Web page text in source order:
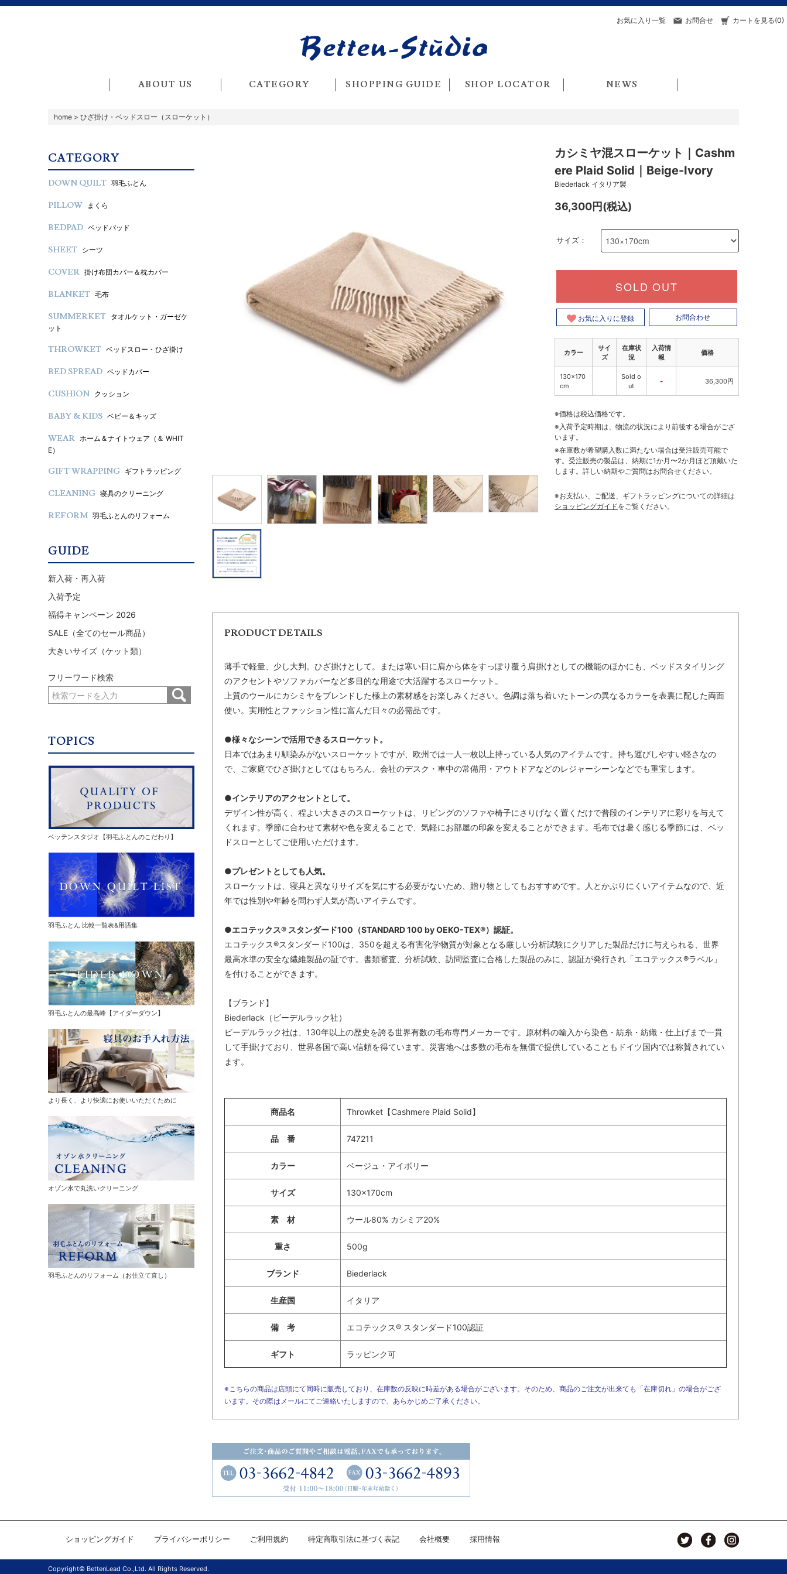
お気に入り一覧 お問合せ カートを見る(0)
ABOUT US CATEGORY SHOPPING GUIDE SHOP LOCATOR NEWS
home > ひざ掛け・ベッドスロー（スローケット）
カシミヤ混スローケット｜Cashm
ere Plaid Solid｜Beige-Ivory
Biederlack イタリア製
36,300円(税込)
サイズ：
SOLD OUT
お気に入りに登録 お問合わせ
カラー
サイ
ズ
在庫状
況
入荷情
報
価格
130×170
cm
Sold o
ut
- 36,300円
※価格は税込価格です。
※入荷予定時期は、物流の状況により前後する場合がござ
います。
※在庫数が希望購入数に満たない場合は受注販売可能で
す。受注販売の製品は、納期に1か月〜2か月ほど頂戴いた
します。詳しい納期やご質問はお問合せください。
※お支払い、ご配送、ギフトラッピングについての詳細は
ショッピングガイドをご覧ください。
PRODUCT DETAILS
薄手で軽量、少し大判。ひざ掛けとして。または寒い日に肩から体をすっぽり覆う肩掛けとしての機能のほかにも、ベッドスタイリング
のアクセントやソファカバーなど多目的な用途で大活躍するスローケット。
上質のウールにカシミヤをブレンドした極上の素材感をお楽しみください。色調は落ち着いたトーンの異なるカラーを表裏に配した両面
使い。実用性とファッション性に富んだ日々の必需品です。
●様々なシーンで活用できるスローケット。
日本ではあまり馴染みがないスローケットですが、欧州では一人一枚以上持っている人気のアイテムです。持ち運びしやすい軽さなの
で、ご家庭でひざ掛けとしてはもちろん、会社のデスク・車中の常備用・アウトドアなどのレジャーシーンなどでも重宝します。
●インテリアのアクセントとして。
デザイン性が高く、程よい大きさのスローケットは、リビングのソファや椅子にさりげなく置くだけで普段のインテリアに彩りを与えて
くれます。季節に合わせて素材や色を変えることで、気軽にお部屋の印象を変えることができます。毛布では暑く感じる季節には、ベッ
ドスローとしてご使用いただけます。
●プレゼントとしても人気。
スローケットは、寝具と異なりサイズを気にする必要がないため、贈り物としてもおすすめです。人とかぶりにくいアイテムなので、近
年では性別や年齢を問わず人気が高いアイテムです。
●エコテックス® スタンダード100（STANDARD 100 by OEKO-TEX®）認証。
エコテックス®スタンダード100は、350を超える有害化学物質が対象となる厳しい分析試験にクリアした製品だけに与えられる、世界
最高水準の安全な繊維製品の証です。書類審査、分析試験、訪問監査に合格した製品のみに、認証が発行され「エコテックス®ラベル」
を付けることができます。
【ブランド】
Biederlack（ビーデルラック社）
ビーデルラック社は、130年以上の歴史を誇る世界有数の毛布専門メーカーです。原材料の輸入から染色・紡糸・紡織・仕上げまで一貫
して手掛けており、世界各国で高い信頼を得ています。災害地へは多数の毛布を無償で提供していることもドイツ国内では称賛されてい
ます。
商品名 Throwket【Cashmere Plaid Solid】
品 番 747211
カラー ベージュ・アイボリー
サイズ 130×170cm
素 材 ウール80% カシミア20%
重さ 500g
ブランド Biederlack
生産国 イタリア
備 考 エコテックス® スタンダード100認証
ギフト ラッピンク可
※こちらの商品は店頭にて同時に販売しており、在庫数の反映に時差がある場合がございます。そのため、商品のご注文が出来ても「在庫切れ」の場合がござ
います。その際はメールにてご連絡いたしますので、あらかじめご了承ください。
CATEGORY
DOWN QUILT 羽毛ふとん
PILLOW まくら
BEDPAD ベッドパッド
SHEET シーツ
COVER 掛け布団カバー＆枕カバー
BLANKET 毛布
SUMMERKET タオルケット・ガーゼケ
ット
THROWKET ベッドスロー・ひざ掛け
BED SPREAD ベッドカバー
CUSHION クッション
BABY & KIDS ベビー＆キッズ
WEAR ホーム＆ナイトウェア（＆ WHIT
E）
GIFT WRAPPING ギフトラッピング
CLEANING 寝具のクリーニング
REFORM 羽毛ふとんのリフォーム
GUIDE
新入荷・再入荷
入荷予定
福得キャンペーン 2026
SALE（全てのセール商品）
大きいサイズ（ケット類）
フリーワード検索
TOPICS
ベッテンスタジオ【羽毛ふとんのこだわり】
羽毛ふとん 比較一覧表&用語集
羽毛ふとんの最高峰【アイダーダウン】
より長く、より快適にお使いいただくために
オゾン水で丸洗いクリーニング
羽毛ふとんのリフォーム（お仕立て直し）
ショッピングガイド プライバシーポリシー ご利用規約 特定商取引法に基づく表記 会社概要 採用情報
Copyright© BettenLead Co.,Ltd. All Rights Reserved.